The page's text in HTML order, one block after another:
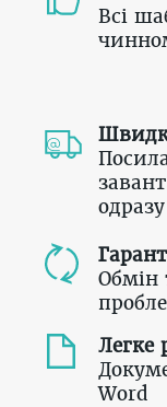
Всі
Обмін
Легке
Word